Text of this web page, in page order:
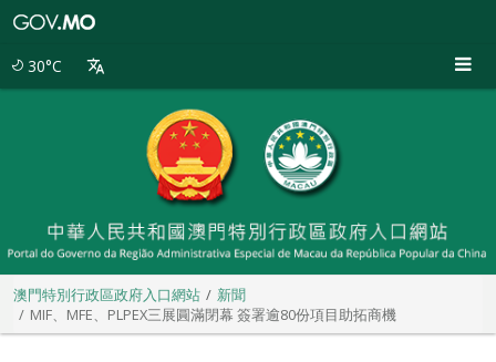
30°C
澳門特別行政區政府入口網站
新聞
MIF、MFE、PLPEX三展圓滿閉幕 簽署逾80份項目助拓商機